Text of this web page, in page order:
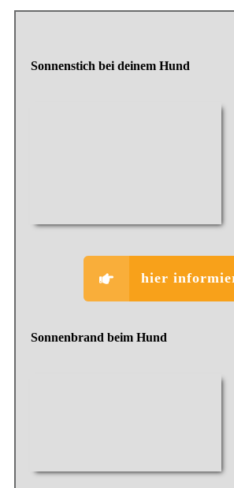
Sonnenstich bei deinem Hund
hier
Sonnenbrand beim Hund